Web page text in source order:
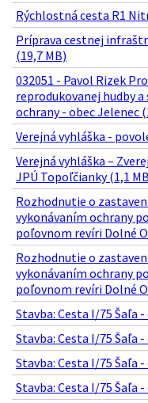
Rýchlostná cesta R1
Príprava cestnej
(19,7 MB)
032051 - Pavol Rizek
reprodukovanej hudby
ochrany - obec Jelenec
Verejná vyhláška -
Verejná vyhláška –
JPÚ Topoľčianky (1,1
Rozhodnutie o
vykonávaním ochrany
poľovnom revíri Dolné
Rozhodnutie o
vykonávaním ochrany
poľovnom revíri Dolné
Stavba: Cesta I/75 Šaľa
Stavba: Cesta I/75 Šaľa
Stavba: Cesta I/75 Šaľa
Stavba: Cesta I/75 Šaľa